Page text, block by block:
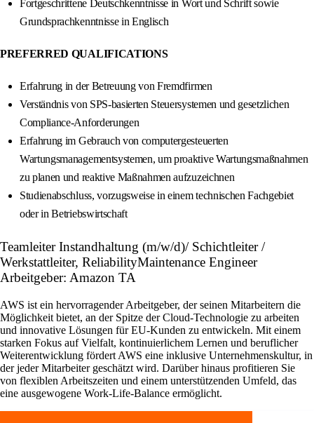
Fortgeschrittene Deutschkenntnisse in Wort und Schrift sowie
Grundsprachkenntnisse in Englisch
PREFERRED QUALIFICATIONS
Erfahrung in der Betreuung von Fremdfirmen
Verständnis von SPS-basierten Steuersystemen und gesetzlichen
Compliance-Anforderungen
Erfahrung im Gebrauch von computergesteuerten
Wartungsmanagementsystemen, um proaktive Wartungsmaßnahmen
zu planen und reaktive Maßnahmen aufzuzeichnen
Studienabschluss, vorzugsweise in einem technischen Fachgebiet
oder in Betriebswirtschaft
Teamleiter Instandhaltung (m/w/d)/ Schichtleiter /
Werkstattleiter, ReliabilityMaintenance Engineer
Arbeitgeber: Amazon TA
AWS ist ein hervorragender Arbeitgeber, der seinen Mitarbeitern die
Möglichkeit bietet, an der Spitze der Cloud-Technologie zu arbeiten
und innovative Lösungen für EU-Kunden zu entwickeln. Mit einem
starken Fokus auf Vielfalt, kontinuierlichem Lernen und beruflicher
Weiterentwicklung fördert AWS eine inklusive Unternehmenskultur, in
der jeder Mitarbeiter geschätzt wird. Darüber hinaus profitieren Sie
von flexiblen Arbeitszeiten und einem unterstützenden Umfeld, das
eine ausgewogene Work-Life-Balance ermöglicht.